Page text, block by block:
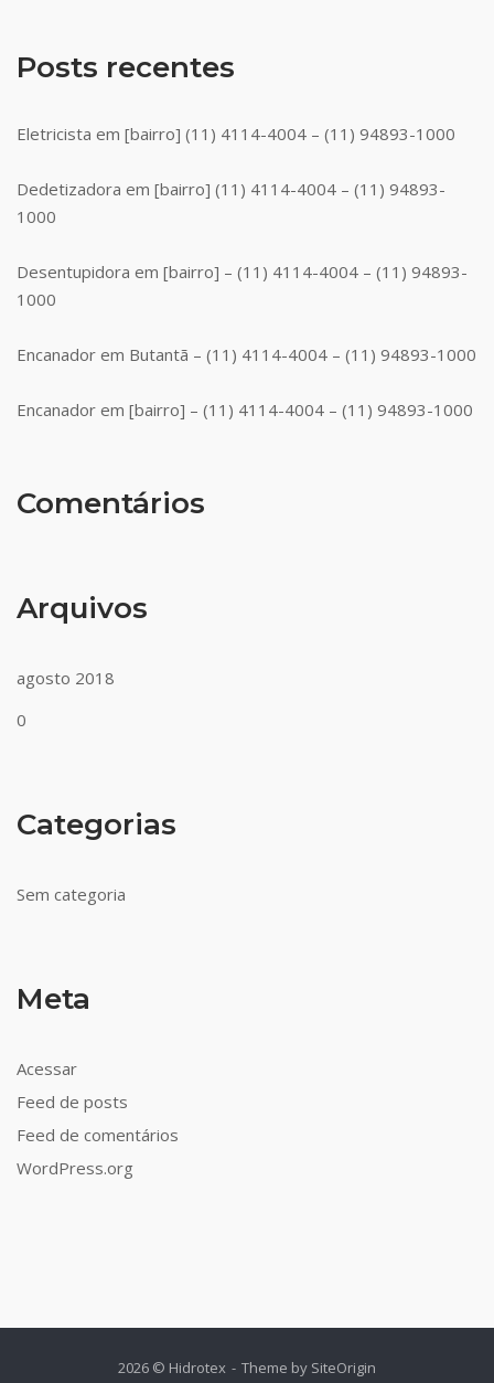
Posts recentes
Eletricista em [bairro] (11) 4114-4004 – (11) 94893-1000
Dedetizadora em [bairro] (11) 4114-4004 – (11) 94893-
1000
Desentupidora em [bairro] – (11) 4114-4004 – (11) 94893-
1000
Encanador em Butantã – (11) 4114-4004 – (11) 94893-1000
Encanador em [bairro] – (11) 4114-4004 – (11) 94893-1000
Comentários
Arquivos
agosto 2018
0
Categorias
Sem categoria
Meta
Acessar
Feed de posts
Feed de comentários
WordPress.org
2026 © Hidrotex Theme by SiteOrigin